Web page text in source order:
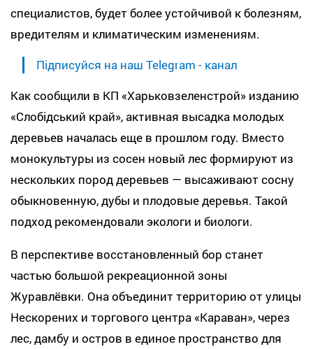
специалистов, будет более устойчивой к болезням,
вредителям и климатическим изменениям.
Підписуйся на наш Telegram - канал
Как сообщили в КП «Харьковзеленстрой» изданию
«Слобідський край», активная высадка молодых
деревьев началась еще в прошлом году. Вместо
монокультуры из сосен новый лес формируют из
нескольких пород деревьев — высаживают сосну
обыкновенную, дубы и плодовые деревья. Такой
подход рекомендовали экологи и биологи.
В перспективе восстановленный бор станет
частью большой рекреационной зоны
Журавлёвки. Она объединит территорию от улицы
Нескорених и торгового центра «Караван», через
лес, дамбу и остров в единое пространство для